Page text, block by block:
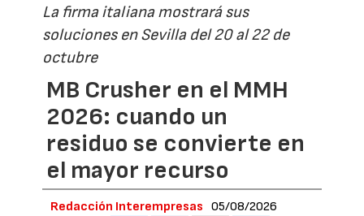
La firma italiana mostrará sus
soluciones en Sevilla del 20 al 22 de
octubre
MB Crusher en el MMH
2026: cuando un
residuo se convierte en
el mayor recurso
Redacción Interempresas 05/08/2026